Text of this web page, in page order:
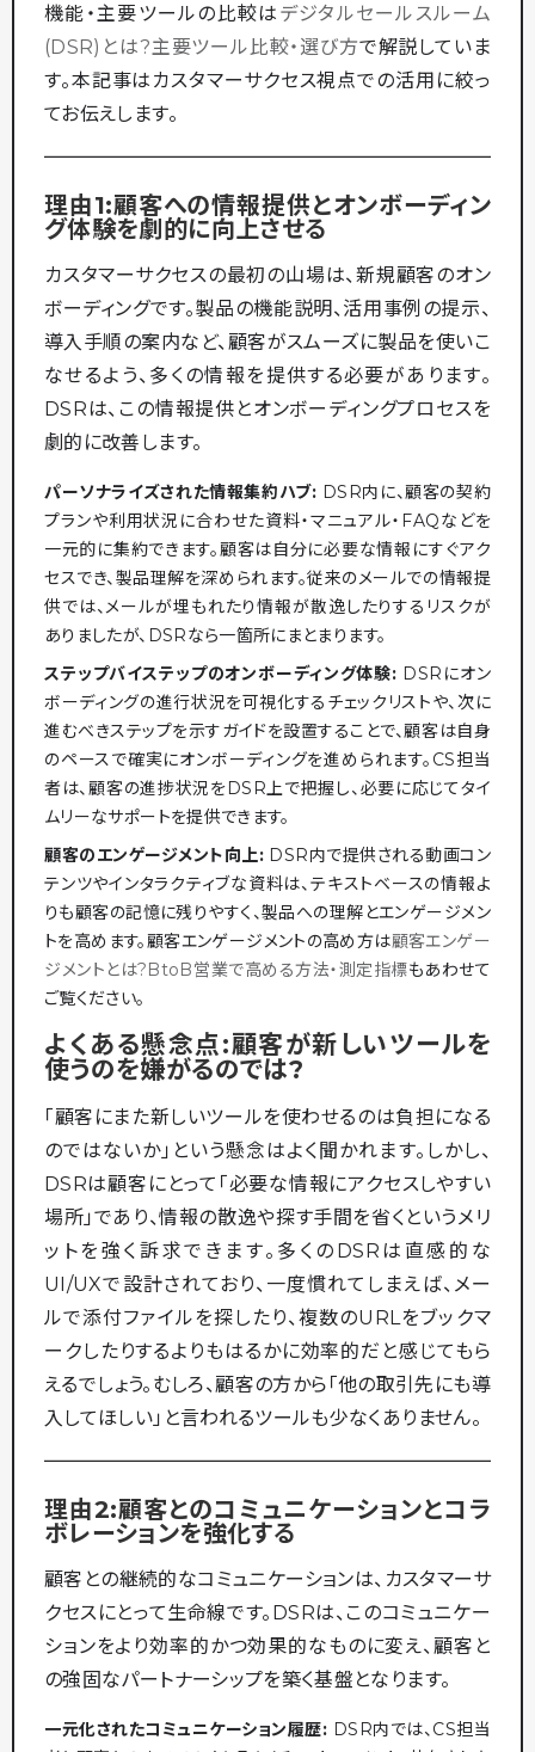
機能・主要ツールの比較は デジタルセールスルーム
(DSR)とは?主要ツール比較・選び方で解説していま
す。本記事はカスタマーサクセス視点での活用に絞っ
てお伝えします。
理由1:顧客への情報提供とオンボーディン
グ体験を劇的に向上させる
カスタマーサクセスの最初の山場は、新規顧客のオン
ボーディングです。製品の機能説明、活用事例の提示、
導入手順の案内など、顧客がスムーズに製品を使いこ
なせるよう、多くの情報を提供する必要があります。
DSRは、この情報提供とオンボーディングプロセスを
劇的に改善します。
パーソナライズされた情報集約ハブ: DSR内に、顧客の契約
プランや利用状況に合わせた資料・マニュアル・FAQなどを
一元的に集約できます。顧客は自分に必要な情報にすぐアク
セスでき、製品理解を深められます。従来のメールでの情報提
供では、メールが埋もれたり情報が散逸したりするリスクが
ありましたが、DSRなら一箇所にまとまります。
ステップバイステップのオンボーディング体験: DSRにオン
ボーディングの進行状況を可視化するチェックリストや、次に
進むべきステップを示すガイドを設置することで、顧客は自身
のペースで確実にオンボーディングを進められます。CS担当
者は、顧客の進捗状況をDSR上で把握し、必要に応じてタイ
ムリーなサポートを提供できます。
顧客のエンゲージメント向上:DSR内で提供される動画コン
テンツやインタラクティブな資料は、テキストベースの情報よ
りも顧客の記憶に残りやすく、製品への理解とエンゲージメン
トを高めます。顧客エンゲージメントの高め方は顧客エンゲー
ジメントとは?BtoB営業で高める方法・測定指標もあわせて
ご覧ください。
よくある懸念点:顧客が新しいツールを
使うのを嫌がるのでは?
「顧客にまた新しいツールを使わせるのは負担になる
のではないか」という懸念はよく聞かれます。しかし、
DSRは顧客にとって「必要な情報にアクセスしやすい
場所」であり、情報の散逸や探す手間を省くというメリ
ットを強く訴求できます。多くのDSRは直感的な
UI/UXで設計されており、一度慣れてしまえば、メー
ルで添付ファイルを探したり、複数のURLをブックマ
ークしたりするよりもはるかに効率的だと感じてもら
えるでしょう。むしろ、顧客の方から「他の取引先にも導
入してほしい」と言われるツールも少なくありません。
理由2:顧客とのコミュニケーションとコラ
ボレーションを強化する
顧客との継続的なコミュニケーションは、カスタマーサ
クセスにとって生命線です。DSRは、このコミュニケー
ションをより効率的かつ効果的なものに変え、顧客と
の強固なパートナーシップを築く基盤となります。
一元化されたコミュニケーション履歴: DSR内では、CS担当